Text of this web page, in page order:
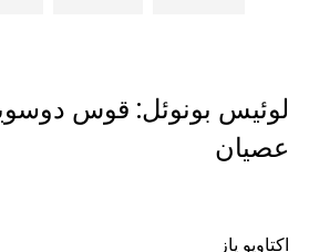
لوئیس بونوئل: قوس
عصیان
اکتاویو پاز